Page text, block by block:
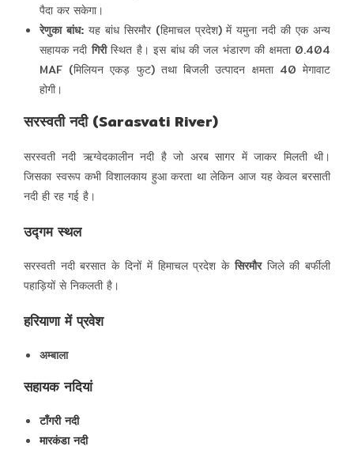
पैदा कर सकेगा।
रेणुका बांध:यह बांध सिरमौर (हिमाचल प्रदेश) में यमुना नदी की एक अन्य
सहायक नदीगिरीस्थित है। इस बांध की जल भंडारण की क्षमता 0.404
MAF (मिलियन एकड़ फुट) तथा बिजली उत्पादन क्षमता 40 मेगावाट
होगी।
सरस्वती नदी (Sarasvati River)
सरस्वती नदी ऋग्वेदकालीन नदी है जो अरब सागर में जाकर मिलती थी।
जिसका स्वरूप कभी विशालकाय हुआ करता था लेकिन आज यह केवल बरसाती
नदी ही रह गई है।
उद्गम स्थल
सरस्वती नदी बरसात के दिनों में हिमाचल प्रदेश केसिरमौरजिले की बर्फीली
पहाड़ियों से निकलती है।
हरियाणा में प्रवेश
अम्बाला
सहायक नदियां
टाँगरी नदी
मारकंडा नदी